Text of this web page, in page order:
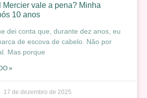
Mercier vale a pena? Minha
10 anos
dei conta que, durante dez anos, eu
de escova de cabelo. Não por
Mas porque
»
17 de dezembro de 2025